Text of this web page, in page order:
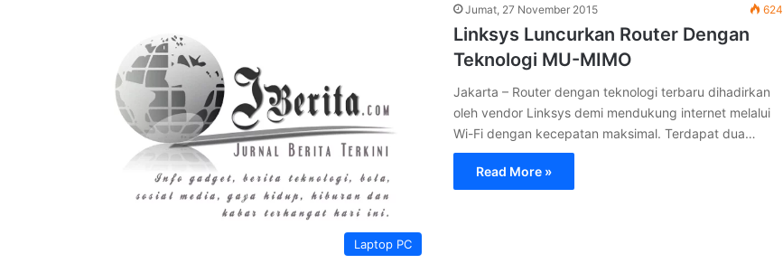
Laptop PC
Jumat, 27 November 2015 624
Linksys Luncurkan Router Dengan
Teknologi MU-MIMO
Jakarta – Router dengan teknologi terbaru dihadirkan
oleh vendor Linksys demi mendukung internet melalui
Wi-Fi dengan kecepatan maksimal. Terdapat dua…
Read More »